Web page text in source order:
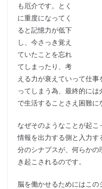
も厄介です。とく
に重度になってく
ると記憶力が低下
し、今さっき覚え
ていたことを忘れ
てしまったり、考
える力が衰えていって仕
ってしまう為、最終的に
で生活することさえ困難に
なぜそのようなことが起
情報を出力する側と入力
分のシナプスが、何らかの
き起こされるのです。
脳を働かせるためにはこ